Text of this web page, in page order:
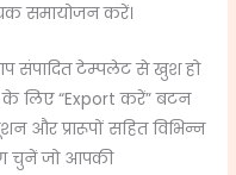
समायोजन करें।
संपादित टेम्पलेट से खुश हो
के लिए “Export करें” बटन
और प्रारूपों सहित विभिन्न
चुनें जो आपकी